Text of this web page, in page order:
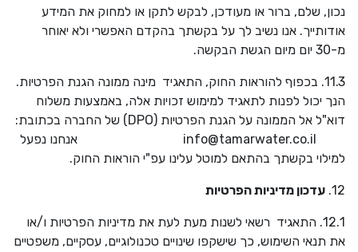
נכון, שלם, ברור או מעודכן, לבקש לתקן או למחוק את המידע
אודותייך. אנו נשיב לך על בקשתך בהקדם האפשרי ולא יאוחר
מ-30 יום מיום הגשת הבקשה.
11.3. בכפוף להוראות החוק, התאגיד מינה ממונה הגנת הפרטיות.
הנך יכול לפנות לתאגיד למימוש זכויות אלה, באמצעות משלוח
דוא"ל אל הממונה על הגנת הפרטיות (DPO) של החברה בכתובת:
info@tamarwater.co.il אנחנו נפעל
למילוי בקשתך בהתאם למוטל עלינו עפ"י הוראות החוק.
12. עדכון מדיניות הפרטיות
12.1. התאגיד רשאי לשנות מעת לעת את מדיניות הפרטיות ו/או
את תנאי השימוש, כך שישקפו שינויים טכנולוגיים, עסקיים, משפטיים